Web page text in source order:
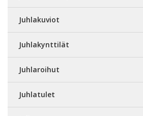
Juhlakuviot
Juhlakynttilät
Juhlaroihut
Juhlatulet